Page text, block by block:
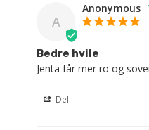
A
Anonymous
Bedre hvile
Jenta får mer ro og
Del